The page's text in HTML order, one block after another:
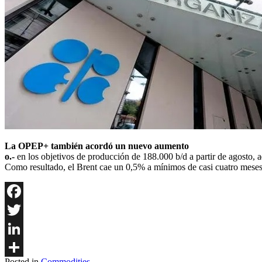
La OPEP+ también acordó un nuevo aumento
o.- en los objetivos de producción de 188.000 b/d a partir de agosto,
Como resultado, el Brent cae un 0,5% a mínimos de casi cuatro
Facebook
Twitter
LinkedIn